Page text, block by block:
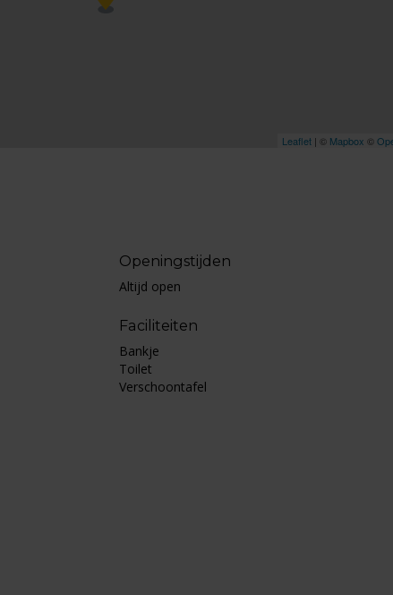
Leaflet | © Mapbox ©
Openingstijden
Altijd open
Faciliteiten
Bankje
Toilet
Verschoontafel